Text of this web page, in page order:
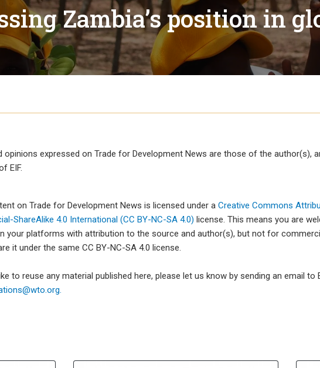
Tuvalu
Vanuatu
de valor globais
catalogue
comercial
do comércio
e comércio
Comunicado de imprensa
Webinars
Vídeos
Zambia’s position in
opinions expressed on Trade for Development News are those of the author(s),
EIF.
on Trade for Development News is licensed under a Creative Commons
ShareAlike 4.0 International (CC BY-NC-SA 4.0) license. This means you are
your platforms with attribution to the source and author(s), but not for
it under the same CC BY-NC-SA 4.0 license.
to reuse any material published here, please let us know by sending an email to